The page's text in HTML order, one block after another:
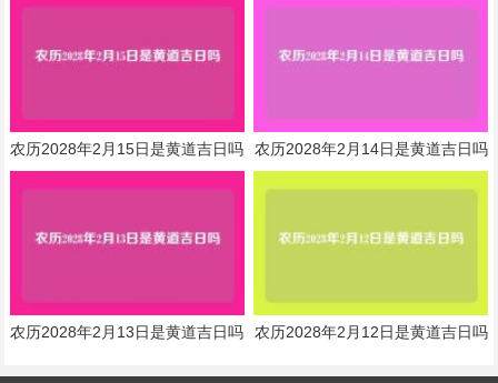
农历2028年2月15日是黄道吉日吗 农历2028年2月14日是黄道吉日吗
农历2028年2月13日是黄道吉日吗 农历2028年2月12日是黄道吉日吗